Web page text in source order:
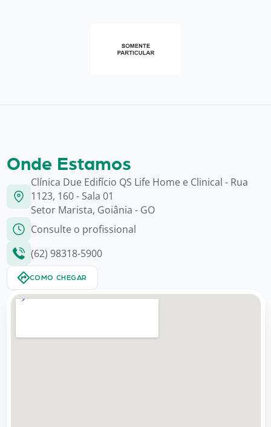
Onde Estamos
Clínica Due Edifício QS Life Home e Clinical - Rua
1123, 160 - Sala 01
Setor Marista, Goiânia - GO
Consulte o profissional
(62) 98318-5900
COMO CHEGAR